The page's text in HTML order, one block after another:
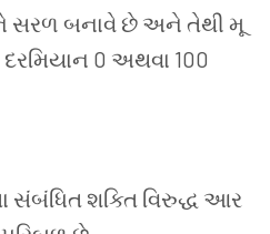
સરળ બનાવે છે અને તેથી મૂ
0 અથવા 100
સંબંધિત શક્તિ વિરુદ્ધ આર